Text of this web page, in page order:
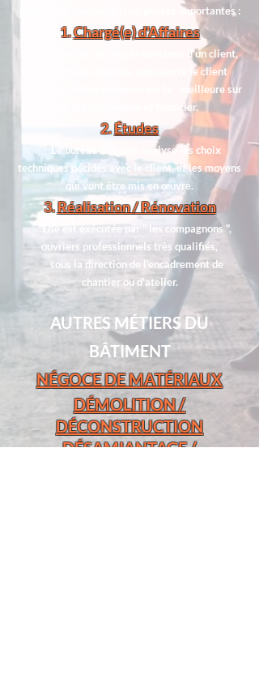
l'opération comporte trois phases importantes :
1.Chargé(e) d'Affaires
Repérer ou susciter la demande d'un client,
élaborer une réponse, convaincre le client
que la solution proposée est la meilleure sur
le plan technique et financier.
2.Études
Le bureau d'études analyse les choix
techniques décidés avec le client, et les moyens
qui vont être mis en œuvre.
3.Réalisation / Rénovation
Elle est exécutée par " les compagnons ",
ouvriers professionnels très qualifiés,
sous la direction de l'encadrement de
chantier ou d'atelier.
AUTRES MÉTIERS DU
BÂTIMENT
NÉGOCE DE MATÉRIAUX
DÉMOLITION /
DÉCONSTRUCTION
DÉSAMIANTAGE /